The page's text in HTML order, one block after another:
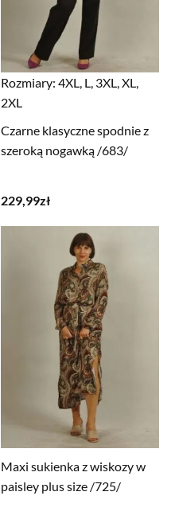
Rozmiary: 4XL, L, 3XL, XL,
2XL
Czarne klasyczne spodnie z
szeroką nogawką /683/
229,99zł
Maxi sukienka z wiskozy w
paisley plus size /725/